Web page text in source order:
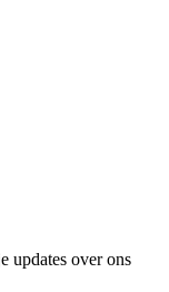
updates over ons